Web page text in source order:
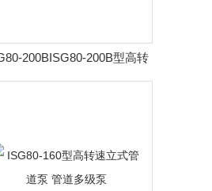
200BISG80-200B型高转
速立式管道泵 管道多级泵